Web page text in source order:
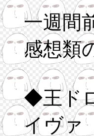
一週間
感想類
◆王ドロボウ
イヴ